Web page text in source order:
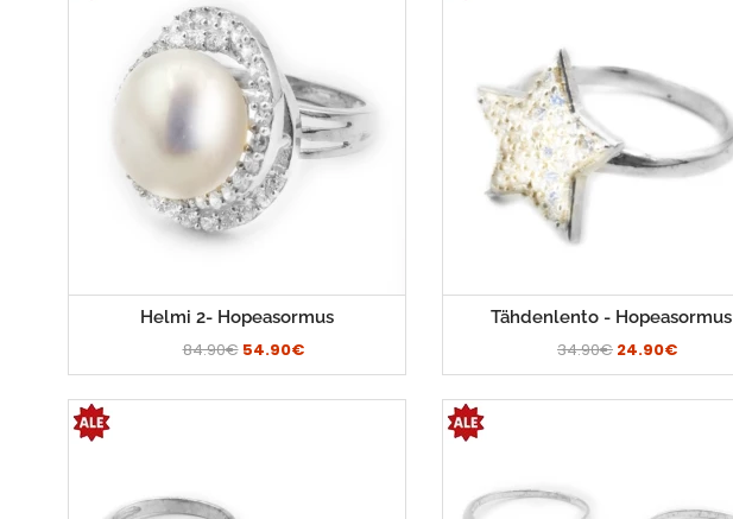
Helmi 2- Hopeasormus
84.90€ 54.90€
Tähdenlento - Hopeasormus
34.90€ 24.90€